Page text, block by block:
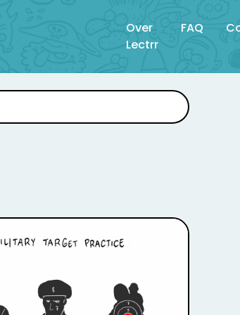
Over
Lectrr
FAQ